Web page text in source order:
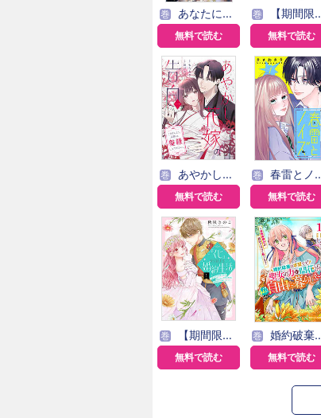
巻 あなたに愛されなくても結構です【タテヨミ】
無料で読む
巻 【期間限定無料】賭恋ロマネスク～大正悪役令嬢と最狂マフィア
無料で読む
巻 あやかし花嫁の告白～ごきげんよう、旦那さま。離縁してください。～
無料で読む
巻 春雷とノイズ【単話版】
無料で読む
巻 【期間限定無料】「くじ」から始まる婚約生活～厳正なる抽選の結果、笑わない次期公爵様の婚約者に当選しました～
無料で読む
巻 婚約破棄は本望です！聖女の力が開花したので私は自由に暮らします～本物の聖女は義姉ではなく私でした～
無料で読む